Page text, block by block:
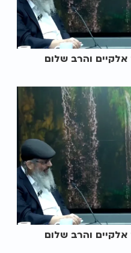
והרב שלום
והרב שלום